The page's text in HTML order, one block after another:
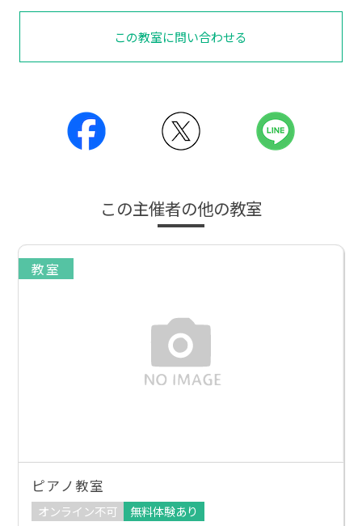
この教室に問い合わせる
この主催者の他の教室
教室
ピアノ教室
オンライン不可 無料体験あり